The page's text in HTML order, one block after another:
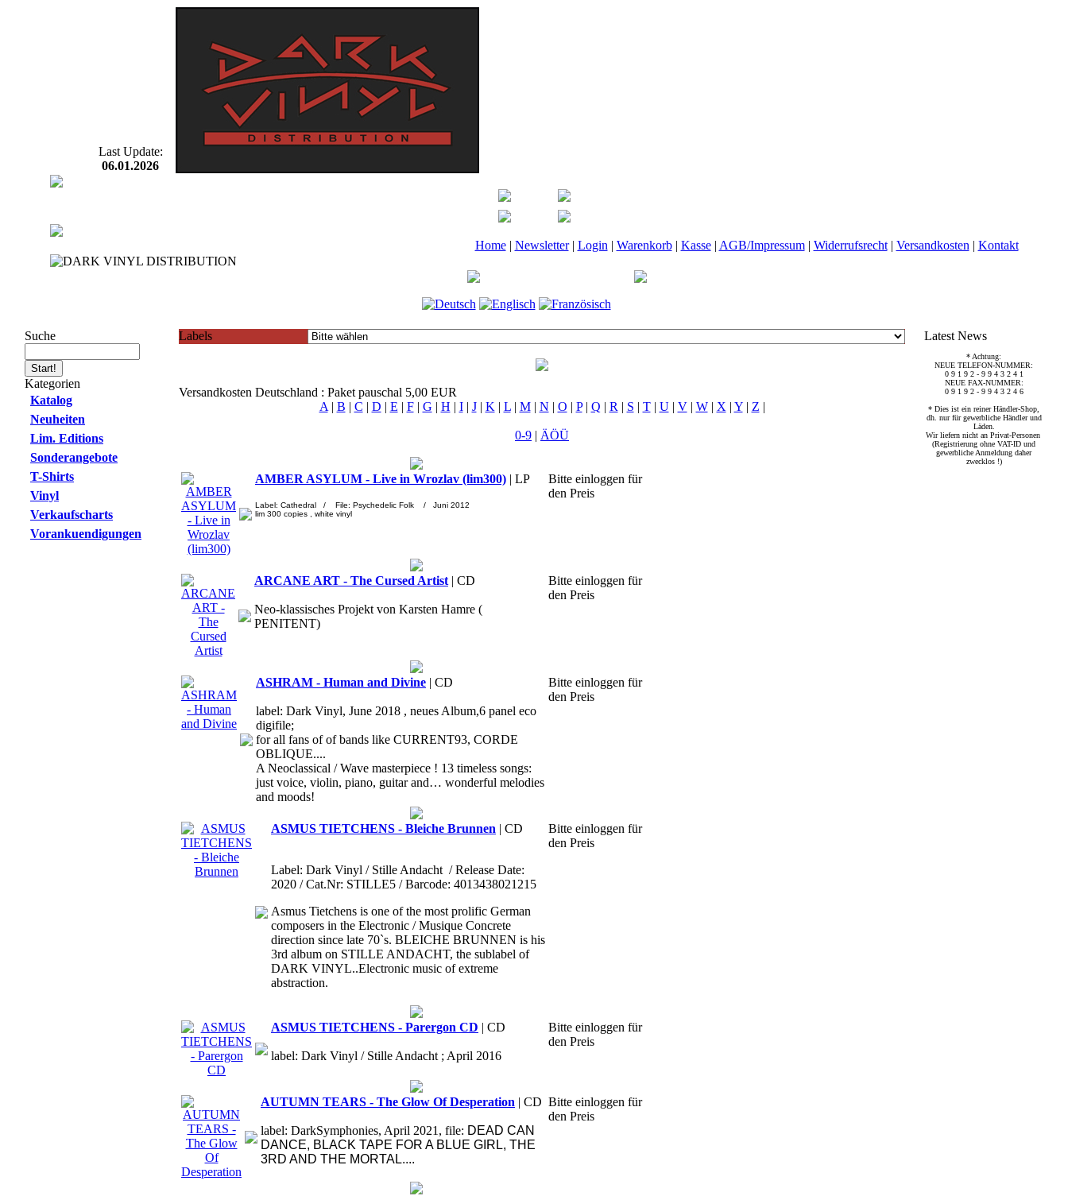
Last Update:
06.01.2026
Home| Newsletter| Login | Warenkorb| Kasse| AGB/Impressum| Widerrufsrecht| Versandkosten | Kontakt
Suche
Kategorien
Katalog
Neuheiten
Lim. Editions
Sonderangebote
T-Shirts
Vinyl
Verkaufscharts
Vorankuendigungen
Labels
Versandkosten Deutschland : Paket pauschal 5,00 EUR
A | B | C | D | E | F| G | H | I| J| K | L| M| N | O | P| Q | R | S | T| U| V| W| X | Y| Z |
0-9 | ÄÖÜ
AMBER ASYLUM - Live in Wrozlav (lim300) | LP
Label: Cathedral / File: Psychedelic Folk / Juni 2012
lim 300 copies , white vinyl
Bitte einloggen für
den Preis
ARCANE ART - The Cursed Artist | CD
Neo-klassisches Projekt von Karsten Hamre (
PENITENT)
Bitte einloggen für
den Preis
ASHRAM - Human and Divine | CD
label: Dark Vinyl, June 2018 , neues Album,6 panel eco
digifile;
for all fans of of bands like CURRENT93, CORDE
OBLIQUE....
A Neoclassical / Wave masterpiece ! 13 timeless songs:
just voice, violin, piano, guitar and… wonderful melodies
and moods!
Bitte einloggen für
den Preis
ASMUS TIETCHENS - Bleiche Brunnen | CD
Label: Dark Vinyl / Stille Andacht / Release Date:
2020 / Cat.Nr: STILLE5 / Barcode: 4013438021215
Asmus Tietchens is one of the most prolific German
composers in the Electronic / Musique Concrete
direction since late 70`s. BLEICHE BRUNNEN is his
3rd album on STILLE ANDACHT, the sublabel of
DARK VINYL..Electronic music of extreme
abstraction.
Bitte einloggen für
den Preis
ASMUS TIETCHENS - Parergon CD | CD
label: Dark Vinyl / Stille Andacht ; April 2016
Bitte einloggen für
den Preis
AUTUMN TEARS - The Glow Of Desperation | CD
label: DarkSymphonies, April 2021, file: DEAD CAN
DANCE, BLACK TAPE FOR A BLUE GIRL, THE
3RD AND THE MORTAL....
Bitte einloggen für
den Preis
Latest News
* Achtung:
NEUE TELEFON-NUMMER:
0 9 1 9 2 - 9 9 4 3 2 4 1
NEUE FAX-NUMMER:
0 9 1 9 2 - 9 9 4 3 2 4 6
* Dies ist ein reiner Händler-Shop,
dh. nur für gewerbliche Händler und
Läden.
Wir liefern nicht an Privat-Personen
(Registrierung ohne VAT-ID und
gewerbliche Anmeldung daher
zwecklos !)